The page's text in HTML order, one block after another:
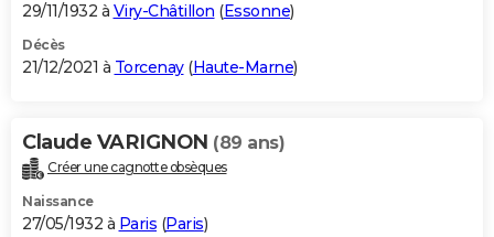
29/11/1932 à Viry-Châtillon (Essonne)
Décès
21/12/2021 à Torcenay(Haute-Marne)
Claude VARIGNON (89 ans)
Créer une cagnotte obsèques
Naissance
27/05/1932 à Paris (Paris)